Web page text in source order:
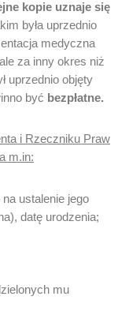
kopie uznaje się
była uprzednio
medyczna
za inny okres niż
uprzednio objęty
być bezpłatne.
i Rzeczniku Praw
m.in:
ustalenie jego
datę urodzenia;
mu